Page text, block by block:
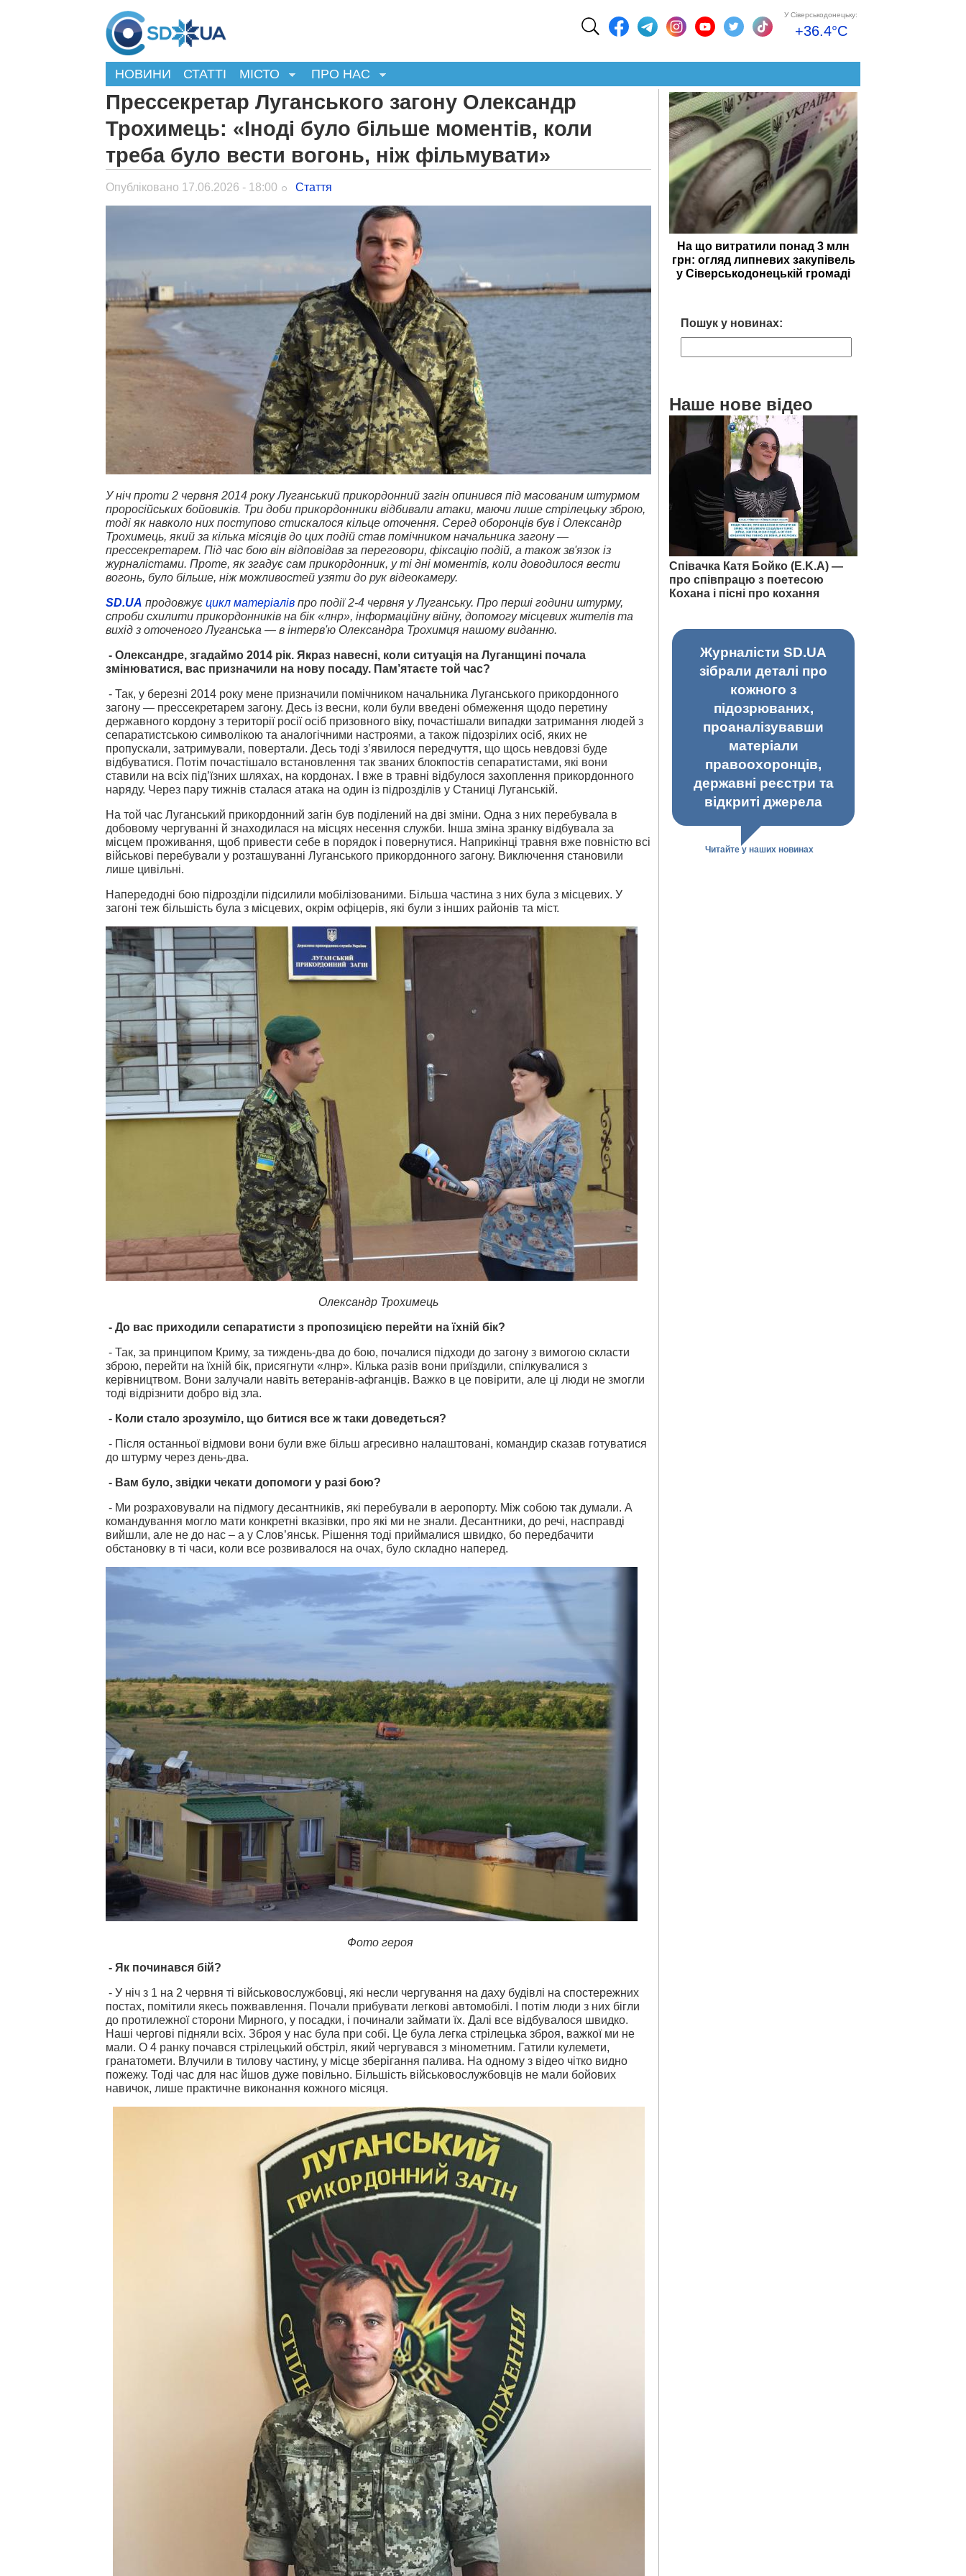
У Сіверськодонецьку:
+36.4°C
НОВИНИ СТАТТІ МІСТО ПРО НАС
Прессекретар Луганського загону Олександр
Трохимець: «Іноді було більше моментів, коли
треба було вести вогонь, ніж фільмувати»
Опубліковано 17.06.2026 - 18:00 Стаття
У ніч проти 2 червня 2014 року Луганський прикордонний загін опинився під масованим штурмом
проросійських бойовиків. Три доби прикордонники відбивали атаки, маючи лише стрілецьку зброю,
тоді як навколо них поступово стискалося кільце оточення. Серед оборонців був і Олександр
Трохимець, який за кілька місяців до цих подій став помічником начальника загону —
прессекретарем. Під час бою він відповідав за переговори, фіксацію подій, а також зв'язок із
журналістами. Проте, як згадує сам прикордонник, у ті дні моментів, коли доводилося вести
вогонь, було більше, ніж можливостей узяти до рук відеокамеру.
SD.UA продовжує цикл матеріалів про події 2-4 червня у Луганську. Про перші години штурму,
спроби схилити прикордонників на бік «лнр», інформаційну війну, допомогу місцевих жителів та
вихід з оточеного Луганська — в інтерв'ю Олександра Трохимця нашому виданню.
- Олександре, згадаймо 2014 рік. Якраз навесні, коли ситуація на Луганщині почала
змінюватися, вас призначили на нову посаду. Пам’ятаєте той час?
- Так, у березні 2014 року мене призначили помічником начальника Луганського прикордонного
загону — прессекретарем загону. Десь із весни, коли були введені обмеження щодо перетину
державного кордону з території росії осіб призовного віку, почастішали випадки затримання людей з
сепаратистською символікою та аналогічними настроями, а також підозрілих осіб, яких не
пропускали, затримували, повертали. Десь тоді з’явилося передчуття, що щось невдовзі буде
відбуватися. Потім почастішало встановлення так званих блокпостів сепаратистами, які вони
ставили на всіх під’їзних шляхах, на кордонах. І вже в травні відбулося захоплення прикордонного
наряду. Через пару тижнів сталася атака на один із підрозділів у Станиці Луганській.
На той час Луганський прикордонний загін був поділений на дві зміни. Одна з них перебувала в
добовому чергуванні й знаходилася на місцях несення служби. Інша зміна зранку відбувала за
місцем проживання, щоб привести себе в порядок і повернутися. Наприкінці травня вже повністю всі
військові перебували у розташуванні Луганського прикордонного загону. Виключення становили
лише цивільні.
Напередодні бою підрозділи підсилили мобілізованими. Більша частина з них була з місцевих. У
загоні теж більшість була з місцевих, окрім офіцерів, які були з інших районів та міст.
Олександр Трохимець
- До вас приходили сепаратисти з пропозицією перейти на їхній бік?
- Так, за принципом Криму, за тиждень-два до бою, почалися підходи до загону з вимогою скласти
зброю, перейти на їхній бік, присягнути «лнр». Кілька разів вони приїздили, спілкувалися з
керівництвом. Вони залучали навіть ветеранів-афганців. Важко в це повірити, але ці люди не змогли
тоді відрізнити добро від зла.
- Коли стало зрозуміло, що битися все ж таки доведеться?
- Після останньої відмови вони були вже більш агресивно налаштовані, командир сказав готуватися
до штурму через день-два.
- Вам було, звідки чекати допомоги у разі бою?
- Ми розраховували на підмогу десантників, які перебували в аеропорту. Між собою так думали. А
командування могло мати конкретні вказівки, про які ми не знали. Десантники, до речі, насправді
вийшли, але не до нас – а у Слов’янськ. Рішення тоді приймалися швидко, бо передбачити
обстановку в ті часи, коли все розвивалося на очах, було складно наперед.
Фото героя
- Як починався бій?
- У ніч з 1 на 2 червня ті військовослужбовці, які несли чергування на даху будівлі на спостережних
постах, помітили якесь пожвавлення. Почали прибувати легкові автомобілі. І потім люди з них бігли
до протилежної сторони Мирного, у посадки, і починали займати їх. Далі все відбувалося швидко.
Наші чергові підняли всіх. Зброя у нас була при собі. Це була легка стрілецька зброя, важкої ми не
мали. О 4 ранку почався стрілецький обстріл, який чергувався з мінометним. Гатили кулемети,
гранатомети. Влучили в тилову частину, у місце зберігання палива. На одному з відео чітко видно
пожежу. Тоді час для нас йшов дуже повільно. Більшість військовослужбовців не мали бойових
навичок, лише практичне виконання кожного місяця.
На що витратили понад 3 млн
грн: огляд липневих закупівель
у Сіверськодонецькій громаді
Пошук у новинах:
Наше нове відео
Співачка Катя Бойко (E.K.A) —
про співпрацю з поетесою
Кохана і пісні про кохання
Журналісти SD.UA
зібрали деталі про
кожного з
підозрюваних,
проаналізувавши
матеріали
правоохоронців,
державні реєстри та
відкриті джерела
Читайте у наших новинах